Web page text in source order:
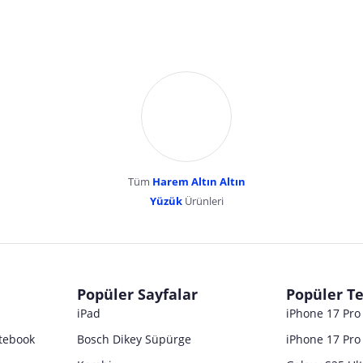
YENİBOSNA MERKEZ MAH LADİN SOK
Tüm Harem Altın Altın
YüzükÜrünleri
Popüler Sayfalar
iPad
Bosch Dikey Süpürge
Popüler
iPhone 17
iPhone 17 Pro